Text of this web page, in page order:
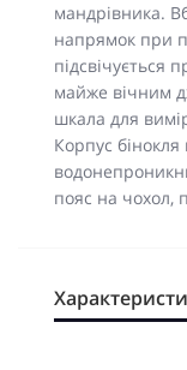
мандрівника.
напрямок при
підсвічується
майже вічним
шкала для
Корпус
пояс на чохол,